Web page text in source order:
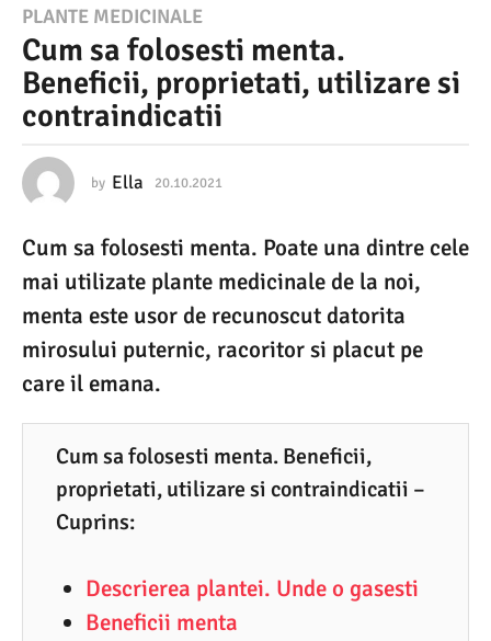
2
0
1
.
0
2
1
2
0
.
PLANTE MEDICINALE
Cum sa folosesti menta.
Beneficii, proprietati, utilizare si
contraindicatii
by Ella 20.10.2021
1
.
2
0
2
Cum sa folosesti menta. Poate una dintre cele
mai utilizate plante medicinale de la noi,
menta este usor de recunoscut datorita
mirosului puternic, racoritor si placut pe
care il emana.
Cum sa folosesti menta. Beneficii,
proprietati, utilizare si contraindicatii –
Cuprins:
Descrierea plantei. Unde o gasesti
Beneficii menta